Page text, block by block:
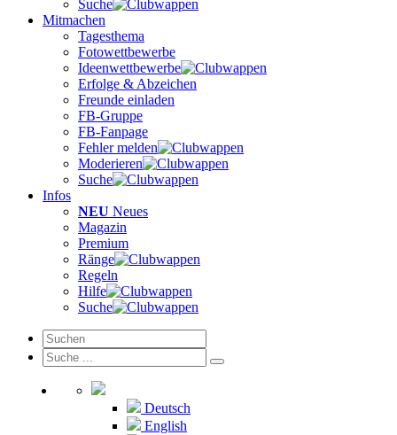
Suche
Mitmachen
Tagesthema
Fotowettbewerbe
Ideenwettbewerbe
Erfolge & Abzeichen
Freunde einladen
FB-Gruppe
FB-Fanpage
Fehler melden
Moderieren
Suche
Infos
NEU Neues
Magazin
Premium
Ränge
Regeln
Hilfe
Suche
Deutsch
English